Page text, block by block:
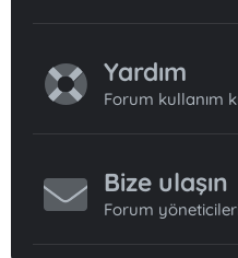
Yardım
Forum kullanım
Bize ulaşın
Forum